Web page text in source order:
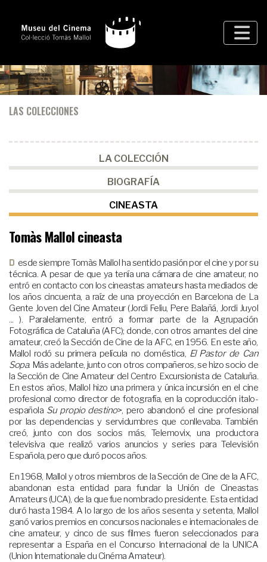
LAS COLECCIONES
LA COLECCIÓN
BIOGRAFÍA
CINEASTA
Tomàs Mallol cineasta
Desde siempre Tomàs Mallol ha sentido pasión por el cine y por su
técnica. A pesar de que ya tenía una cámara de cine amateur, no
entró en contacto con los cineastas amateurs hasta mediados de
los años cincuenta, a raíz de una proyección en Barcelona de La
Gente Joven del Cine Amateur (Jordi Feliu, Pere Balañá, Jordi Juyol
... ). Paralelamente, entró a formar parte de la Agrupación
Fotográfica de Cataluña (AFC); donde, con otros amantes del cine
amateur, creó la Sección de Cine de la AFC, en 1956. En este año,
Mallol rodó su primera película no doméstica, El Pastor de Can
Sopa. Más adelante, junto con otros compañeros, se hizo socio de
la Sección de Cine Amateur del Centro Excursionista de Cataluña.
En estos años, Mallol hizo una primera y única incursión en el cine
profesional como director de fotografía, en la coproducción italo-
española Su propio destino>, pero abandonó el cine profesional
por las dependencias y servidumbres que conllevaba. También
creó, junto con dos socios más, Telemovix, una productora
televisiva que realizó varios anuncios y series para Televisión
Española, pero que duró pocos años.
En 1968, Mallol y otros miembros de la Sección de Cine de la AFC,
abandonan esta entidad para fundar la Unión de Cineastas
Amateurs (UCA), de la que fue nombrado presidente. Esta entidad
duró hasta 1984. A lo largo de los años sesenta y setenta, Mallol
ganó varios premios en concursos nacionales e internacionales de
cine amateur, y cinco de sus filmes fueron seleccionados para
representar a España en el Concurso Internacional de la UNICA
(Union Internationale du Cinéma Amateur).